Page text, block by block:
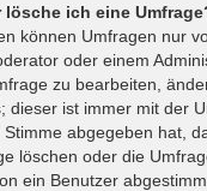
lösche ich eine
können Umfragen nur
oder einem
zu bearbeiten,
dieser ist immer mit der
abgegeben hat,
löschen oder die
ein Benutzer